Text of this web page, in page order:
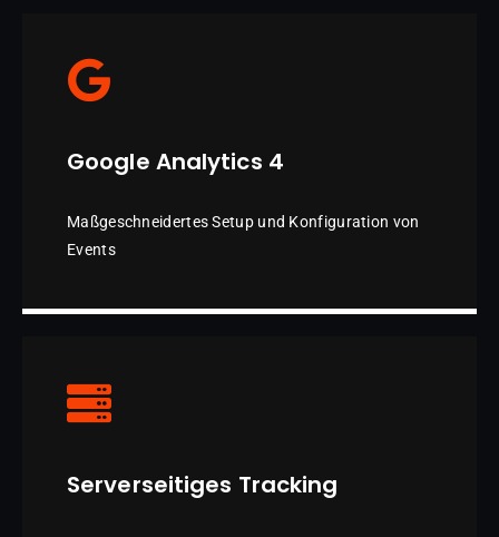
Google Analytics 4
Maßgeschneidertes Setup und Konfiguration von
Events
Serverseitiges Tracking